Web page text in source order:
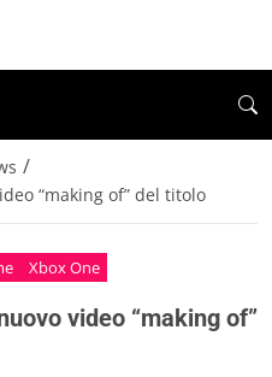
/
“making of” del titolo
Xbox One
video “making of”